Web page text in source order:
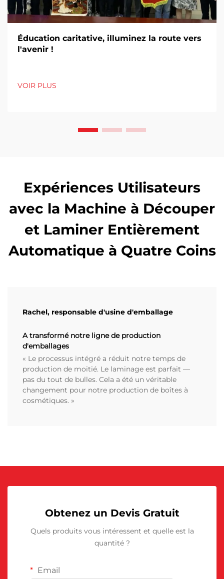
Éducation caritative, illuminez la route vers
l'avenir !
VOIR PLUS
Expériences Utilisateurs
avec la Machine à Découper
et Laminer Entièrement
Automatique à Quatre Coins
Rachel, responsable d'usine d'emballage
A transformé notre ligne de production
d'emballages
« Le processus intégré a réduit notre temps de
production de moitié. Le laminage est parfait —
pas du tout de bulles. Cela a été un véritable
changement pour notre production de boîtes à
cosmétiques. »
Obtenez un Devis Gratuit
Quels produits vous intéressent et quelle est la
quantité ?
Email